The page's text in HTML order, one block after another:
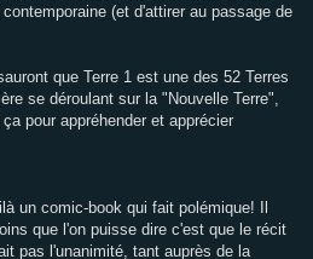
(et d'attirer au passage de
que Terre 1 est une des 52 Terres
se déroulant sur la "Nouvelle Terre",
pour appréhender et apprécier
un comic-book qui fait polémique! Il
que l'on puisse dire c'est que le récit
pas l'unanimité, tant auprès de la